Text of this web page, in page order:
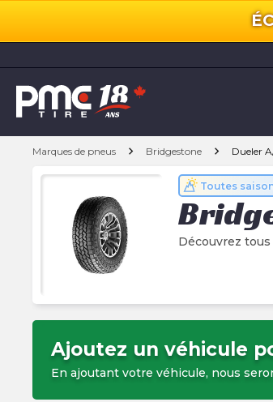
Marques de pneus chevron_right Bridgestone chevron_right Dueler
Toutes
Découvrez
Ajoutez un véhicule
En ajoutant votre véhicule, nous